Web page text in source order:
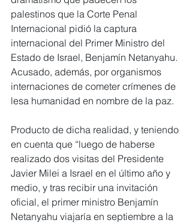
palestinos que la Corte Penal
Internacional pidió la captura
internacional del Primer Ministro del
Estado de Israel, Benjamín Netanyahu.
Acusado, además, por organismos
internaciones de cometer crímenes de
lesa humanidad en nombre de la paz.
Producto de dicha realidad, y teniendo
en cuenta que “luego de haberse
realizado dos visitas del Presidente
Javier Milei a Israel en el último año y
medio, y tras recibir una invitación
oficial, el primer ministro Benjamín
Netanyahu viajaría en septiembre a la